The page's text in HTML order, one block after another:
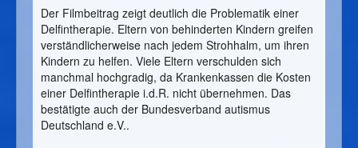
Der Filmbeitrag zeigt deutlich die Problematik einer
Delfintherapie. Eltern von behinderten Kindern greifen
verständlicherweise nach jedem Strohhalm, um ihren
Kindern zu helfen. Viele Eltern verschulden sich
manchmal hochgradig, da Krankenkassen die Kosten
einer Delfintherapie i.d.R. nicht übernehmen. Das
bestätigte auch der Bundesverband autismus
Deutschland e.V..